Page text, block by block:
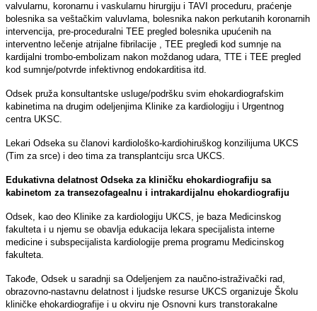
valvularnu, koronarnu i vaskularnu hirurgiju i TAVI proceduru, praćenje
bolesnika sa veštačkim valuvlama, bolesnika nakon perkutanih koronarnih
intervencija, pre-proceduralni TEE pregled bolesnika upućenih na
interventno lečenje atrijalne fibrilacije , TEE pregledi kod sumnje na
kardijalni trombo-embolizam nakon moždanog udara, TTE i TEE pregled
kod sumnje/potvrde infektivnog endokarditisa itd.
Odsek pruža konsultantske usluge/podršku svim ehokardiografskim
kabinetima na drugim odelјenjima Klinike za kardiologiju i Urgentnog
centra UKSC.
Lekari Odseka su članovi kardiološko-kardiohiruškog konzilijuma UKCS
(Tim za srce) i deo tima za transplantciju srca UKCS.
Edukativna delatnost Odseka za kliničku ehokardiografiju sa
kabinetom za transezofagealnu i intrakardijalnu ehokardiografiju
Odsek, kao deo Klinike za kardiologiju UKCS, je baza Medicinskog
fakulteta i u njemu se obavlјa edukacija lekara specijalista interne
medicine i subspecijalista kardiologije prema programu Medicinskog
fakulteta.
Takođe, Odsek u saradnji sa Odelјenjem za naučno-istraživački rad,
obrazovno-nastavnu delatnost i lјudske resurse UKCS organizuje Školu
kliničke ehokardiografije i u okviru nje Osnovni kurs transtorakalne